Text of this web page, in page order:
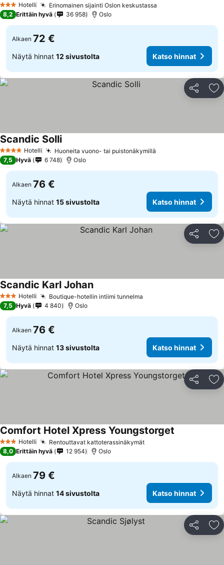
3 Tähtiluokitus
Hotelli Erinomainen sijainti Oslon keskustassa
8,2 Erittäin hyvä 36 958 Oslo
Alkaen 72 €
Näytä hinnat 12 sivustolta Katso hinnat
Jaa
4 Tähtiluokitus
Hotelli Huoneita vuono- tai puistonäkymillä
Scandic Solli
7,5 Hyvä 6 748 Oslo
Alkaen 76 €
Näytä hinnat 15 sivustolta Katso hinnat
Jaa
3 Tähtiluokitus
Hotelli Boutique-hotellin intiimi tunnelma
Scandic Karl Johan
7,5 Hyvä 4 840 Oslo
Alkaen 76 €
Näytä hinnat 13 sivustolta Katso hinnat
Jaa
3 Tähtiluokitus
Hotelli Rentouttavat kattoterassinäkymät
Comfort Hotel Xpress Youngstorget
8,0 Erittäin hyvä 12 954 Oslo
Alkaen 79 €
Näytä hinnat 14 sivustolta Katso hinnat
Jaa